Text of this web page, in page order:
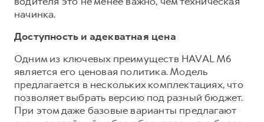
начинка.
Доступность и адекватная цена
Одним из ключевых преимуществ HAVAL M6
является его ценовая политика. Модель
предлагается в нескольких комплектациях, что
позволяет выбрать версию под разный бюджет.
При этом даже базовые варианты предлагают